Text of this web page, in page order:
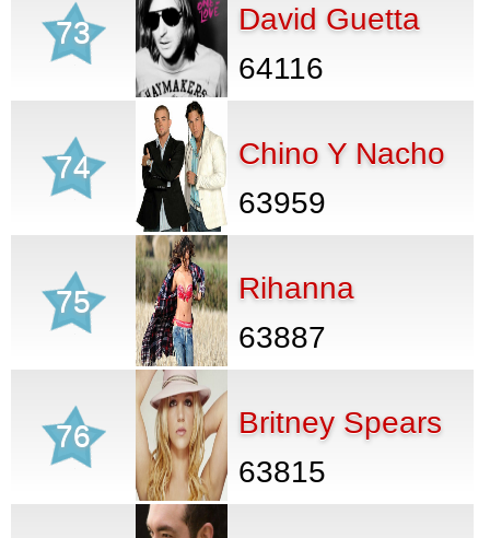
73
David Guetta
64116
74
Chino Y Nacho
63959
75
Rihanna
63887
76
Britney Spears
63815